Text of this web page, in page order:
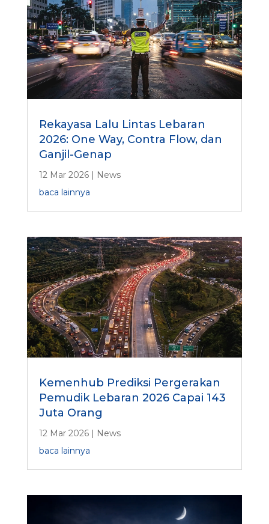
Rekayasa Lalu Lintas Lebaran
2026: One Way, Contra Flow, dan
Ganjil-Genap
12 Mar 2026|
News
baca lainnya
Kemenhub Prediksi Pergerakan
Pemudik Lebaran 2026 Capai 143
Juta Orang
12 Mar 2026|
News
baca lainnya